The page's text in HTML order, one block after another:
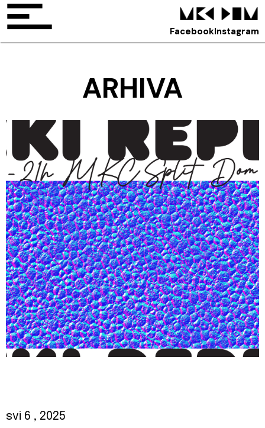
FacebookInstagram
ARHIVA
svi 6 , 2025